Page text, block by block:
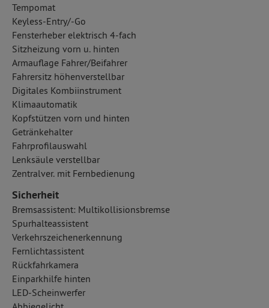
Tempomat
Keyless-Entry/-Go
Fensterheber elektrisch 4-fach
Sitzheizung vorn u. hinten
Armauflage Fahrer/Beifahrer
Fahrersitz höhenverstellbar
Digitales Kombiinstrument
Klimaautomatik
Kopfstützen vorn und hinten
Getränkehalter
Fahrprofilauswahl
Lenksäule verstellbar
Zentralver. mit Fernbedienung
Sicherheit
Bremsassistent: Multikollisionsbremse
Spurhalteassistent
Verkehrszeichenerkennung
Fernlichtassistent
Rückfahrkamera
Einparkhilfe hinten
LED-Scheinwerfer